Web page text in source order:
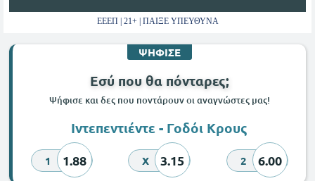
ΕΕΕΠ | 21+ | ΠΑΙΞΕ ΥΠΕΥΘΥΝΑ
ΨΗΦΙΣΕ
Εσύ που θα πόνταρες;
Ψήφισε και δες που ποντάρουν οι αναγνώστες μας!
Ιντεπεντιέντε - Γοδόι Κρους
1 1.88 X 3.15 2 6.00